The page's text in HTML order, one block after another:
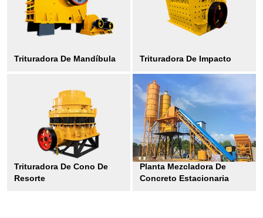
Trituradora De Mandíbula Trituradora De Impacto
Trituradora De Cono De
Resorte
Planta Mezcladora De
Concreto Estacionaria